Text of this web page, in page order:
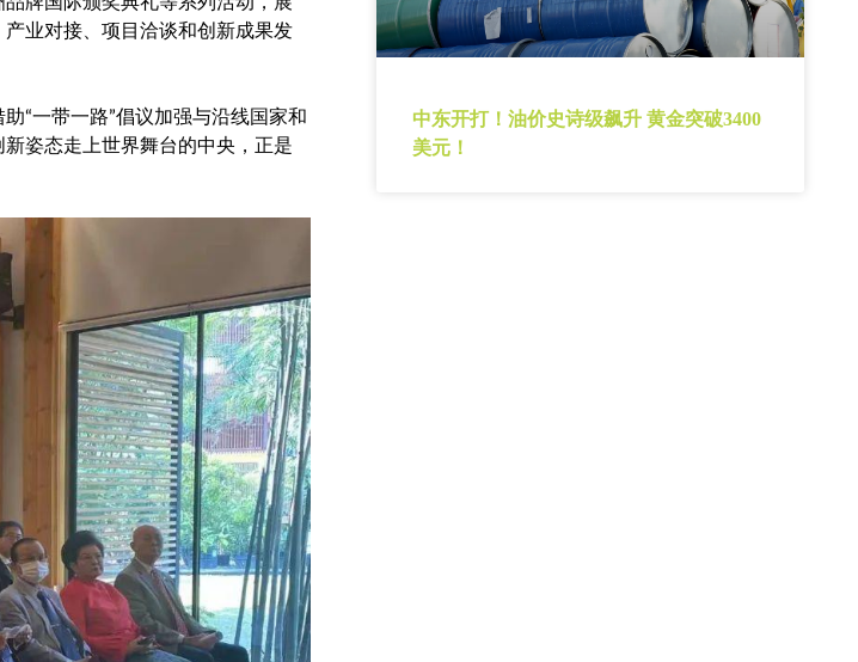
业对接、项目洽谈和创新成果发
“一带一路”倡议加强与沿线国家和
姿态走上世界舞台的中央，正是
中东开打！油价史诗级飙升 黄金突破3400
美元！